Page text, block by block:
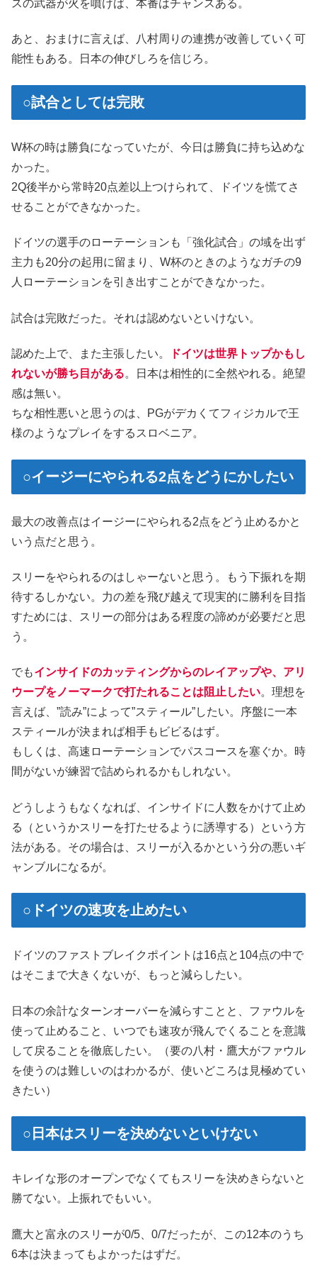
スの武器が火を噴けば、本番はチャンスある。
あと、おまけに言えば、八村周りの連携が改善していく可
能性もある。日本の伸びしろを信じろ。
○試合としては完敗
W杯の時は勝負になっていたが、今日は勝負に持ち込めな
かった。
2Q後半から常時20点差以上つけられて、ドイツを慌てさ
せることができなかった。
ドイツの選手のローテーションも「強化試合」の域を出ず
主力も20分の起用に留まり、W杯のときのようなガチの9
人ローテーションを引き出すことができなかった。
試合は完敗だった。それは認めないといけない。
認めた上で、また主張したい。
ドイツは世界トップかもし
れないが勝ち目がある。日本は相性的に全然やれる。絶望
感は無い。
ちな相性悪いと思うのは、PGがデカくてフィジカルで王
様のようなプレイをするスロベニア。
○イージーにやられる2点をどうにかしたい
最大の改善点はイージーにやられる2点をどう止めるかと
いう点だと思う。
スリーをやられるのはしゃーないと思う。もう下振れを期
待するしかない。力の差を飛び越えて現実的に勝利を目指
すためには、スリーの部分はある程度の諦めが必要だと思
う。
でもインサイドのカッティングからのレイアップや、アリ
ウープをノーマークで打たれることは阻止したい。理想を
言えば、”読み”によって”スティール”したい。序盤に一本
スティールが決まれば相手もビビるはず。
もしくは、高速ローテーションでパスコースを塞ぐか。時
間がないが練習で詰められるかもしれない。
どうしようもなくなれば、インサイドに人数をかけて止め
る（というかスリーを打たせるように誘導する）という方
法がある。その場合は、スリーが入るかという分の悪いギ
ャンブルになるが。
○ドイツの速攻を止めたい
ドイツのファストブレイクポイントは16点と104点の中で
はそこまで大きくないが、もっと減らしたい。
日本の余計なターンオーバーを減らすことと、ファウルを
使って止めること、いつでも速攻が飛んでくることを意識
して戻ることを徹底したい。（要の八村・鷹大がファウル
を使うのは難しいのはわかるが、使いどころは見極めてい
きたい）
○日本はスリーを決めないといけない
キレイな形のオープンでなくてもスリーを決めきらないと
勝てない。上振れでもいい。
鷹大と富永のスリーが0/5、0/7だったが、この12本のうち
6本は決まってもよかったはずだ。